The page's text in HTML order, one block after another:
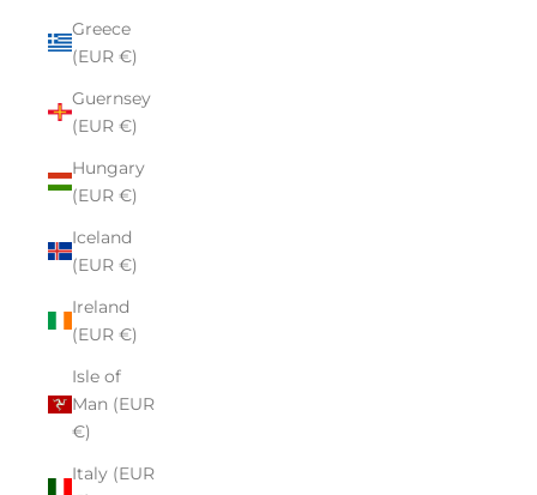
Greece
(EUR €)
Guernsey
(EUR €)
Hungary
(EUR €)
Iceland
(EUR €)
Ireland
(EUR €)
Isle of
Man (EUR
€)
Italy (EUR